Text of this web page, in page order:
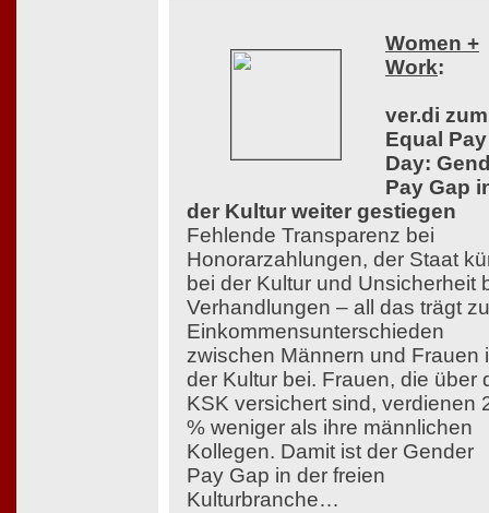
Women +
Work:
ver.di zum
Equal Pay
Day:
Pay Gap
der Kultur weiter gestiegen
Fehlende Transparenz bei
Honorarzahlungen, der Staat
bei der Kultur und Unsicherheit
Verhandlungen – all das trägt zu
Einkommensunterschieden
zwischen Männern und Frauen
der Kultur bei. Frauen, die über
KSK versichert sind, verdienen
% weniger als ihre männlichen
Kollegen. Damit ist der Gender
Pay Gap in der freien
Kulturbranche…